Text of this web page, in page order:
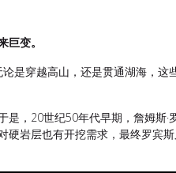
变。
是穿越高山，还是贯通湖海，
，20世纪50年代早期，詹姆斯
岩层也有开挖需求，最终罗宾